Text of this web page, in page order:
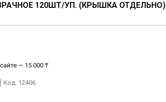
120ШТ/УП. (КРЫШКА ОТДЕЛЬНО)
— 15 000 ₸
Код: 12406